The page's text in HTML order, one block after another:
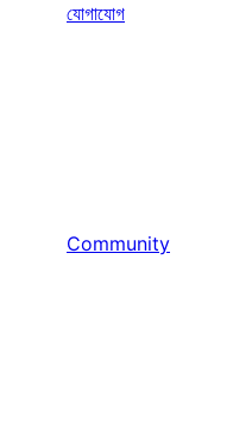
যোগাযোগ
Community